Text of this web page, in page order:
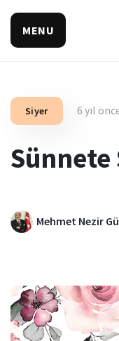
MENU
Siyer 6 yıl
Sünnete
Mehmet Nezir